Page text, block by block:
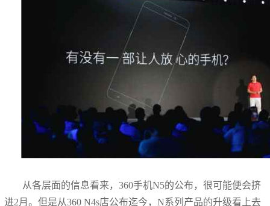
从各层面的信息看来，360手机N5的公布，很可能便会挤
进2月。但是从360 N4s店公布迄今，N系列产品的升级看上去